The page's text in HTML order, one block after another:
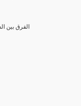
2- الفرق بين